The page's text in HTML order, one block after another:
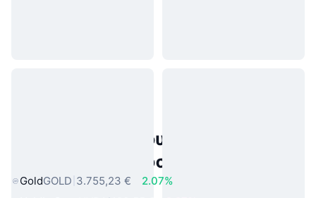
Δημοφιλή περιουσιακά στοιχεία
πραγματικού κόσμου
GoldGOLD 3.755,23 €
2.07%